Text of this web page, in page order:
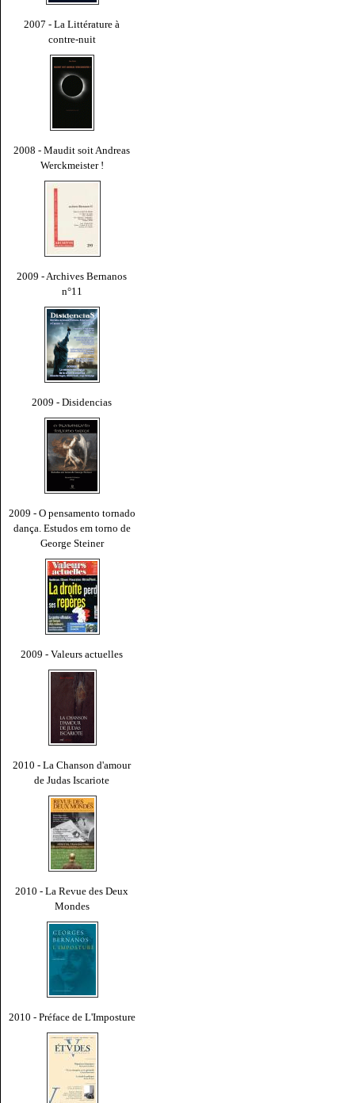
2007 - La Littérature à
contre-nuit
2008 - Maudit soit Andreas
Werckmeister !
2009 - Archives Bernanos
n°11
2009 - Disidencias
2009 - O pensamento tornado
dança. Estudos em torno de
George Steiner
2009 - Valeurs actuelles
2010 - La Chanson d'amour
de Judas Iscariote
2010 - La Revue des Deux
Mondes
2010 - Préface de L'Imposture